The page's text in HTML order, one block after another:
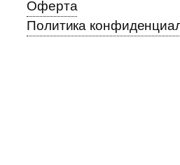
Оферта
Политика